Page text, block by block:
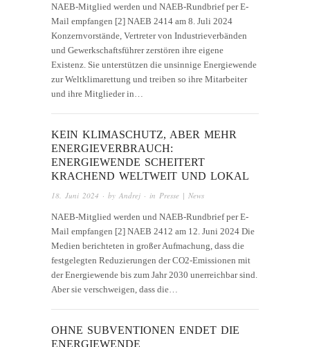
NAEB-Mitglied werden und NAEB-Rundbrief per E-
Mail empfangen [2] NAEB 2414 am 8. Juli 2024
Konzernvorstände, Vertreter von Industrieverbänden
und Gewerkschaftsführer zerstören ihre eigene
Existenz. Sie unterstützen die unsinnige Energiewende
zur Weltklimarettung und treiben so ihre Mitarbeiter
und ihre Mitglieder in…
KEIN KLIMASCHUTZ, ABER MEHR
ENERGIEVERBRAUCH:
ENERGIEWENDE SCHEITERT
KRACHEND WELTWEIT UND LOKAL
18. Juni 2024 · by Andrej · in Presse | News
NAEB-Mitglied werden und NAEB-Rundbrief per E-
Mail empfangen [2] NAEB 2412 am 12. Juni 2024 Die
Medien berichteten in großer Aufmachung, dass die
festgelegten Reduzierungen der CO2-Emissionen mit
der Energiewende bis zum Jahr 2030 unerreichbar sind.
Aber sie verschweigen, dass die…
OHNE SUBVENTIONEN ENDET DIE
ENERGIEWENDE